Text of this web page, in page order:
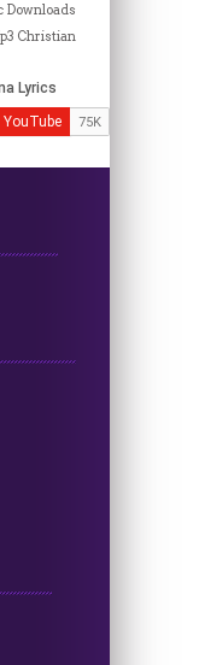
Downloads
Christian